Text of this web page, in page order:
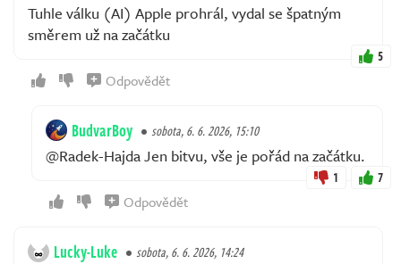
Tuhle válku (AI) Apple prohrál, vydal se špatným
směrem už na začátku
5
Odpovědět
BudvarBoy sobota, 6. 6. 2026, 15:10
@Radek-Hajda Jen bitvu, vše je pořád na začátku.
1 7
Odpovědět
Lucky-Luke sobota, 6. 6. 2026, 14:24